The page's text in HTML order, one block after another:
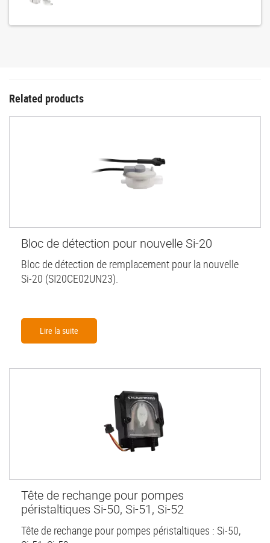
Related products
Bloc de détection pour nouvelle Si-20
Bloc de détection de remplacement pour la nouvelle
Si-20 (SI20CE02UN23).
Lire la suite
Tête de rechange pour pompes
péristaltiques Si-50, Si-51, Si-52
Tête de rechange pour pompes péristaltiques : Si-50,